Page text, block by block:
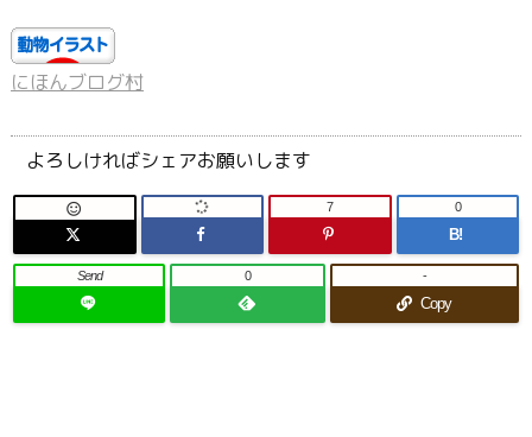
にほんブログ村
よろしければシェアお願いします
 7
B!
0
Send 0
Copy
-